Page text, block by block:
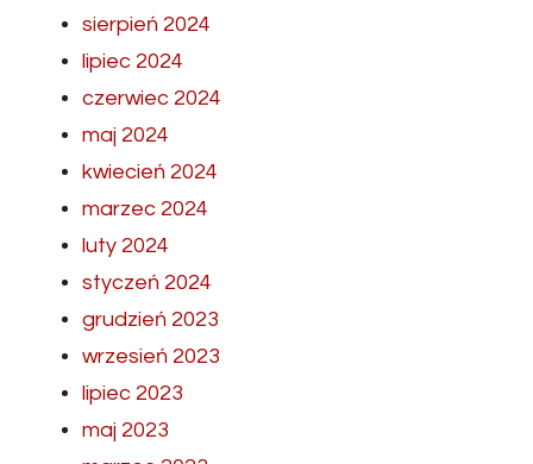
sierpień 2024
lipiec 2024
czerwiec 2024
maj 2024
kwiecień 2024
marzec 2024
luty 2024
styczeń 2024
grudzień 2023
wrzesień 2023
lipiec 2023
maj 2023